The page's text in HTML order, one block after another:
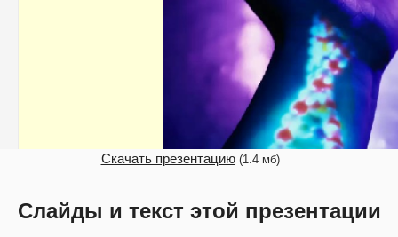
Скачать презентацию(1.4 мб)
Слайды и текст этой презентации